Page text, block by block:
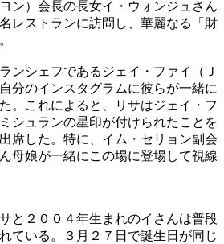
ン）会長の長女イ・ウォンジュさん
レストランに訪問し、華麗なる「財
ンシェフであるジェイ・ファイ（Ｊ
分のインスタグラムに彼らが一緒に
。これによると、リサはジェイ・フ
シュランの星印が付けられたことを
席した。特に、イム・セリョン副会
母娘が一緒にこの場に登場して視線
と２００４年生まれのイさんは普段
ている。３月２７日で誕生日が同じ